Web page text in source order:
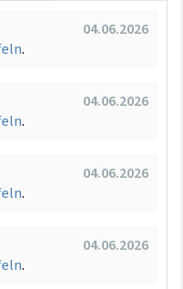
04.06.2026
.
04.06.2026
.
04.06.2026
.
04.06.2026
.